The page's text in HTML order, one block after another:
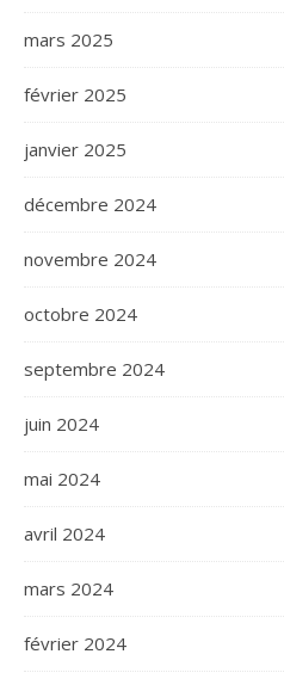
mars 2025
février 2025
janvier 2025
décembre 2024
novembre 2024
octobre 2024
septembre 2024
juin 2024
mai 2024
avril 2024
mars 2024
février 2024